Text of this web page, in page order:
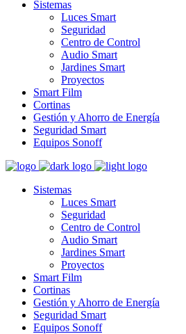
Sistemas
Luces Smart
Seguridad
Centro de Control
Audio Smart
Jardines Smart
Proyectos
Smart Film
Cortinas
Gestión y Ahorro de Energía
Seguridad Smart
Equipos Sonoff
Sistemas
Luces Smart
Seguridad
Centro de Control
Audio Smart
Jardines Smart
Proyectos
Smart Film
Cortinas
Gestión y Ahorro de Energía
Seguridad Smart
Equipos Sonoff